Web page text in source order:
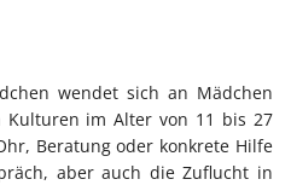
wendet sich an Mädchen
im Alter von 11 bis 27
Beratung oder konkrete Hilfe
aber auch die Zuflucht in